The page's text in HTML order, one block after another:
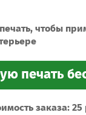
чтобы
заказа: 25